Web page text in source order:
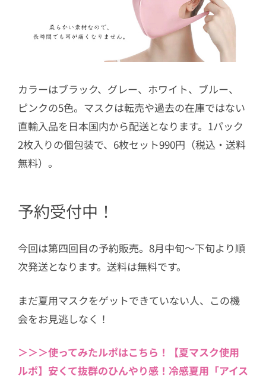
カラーはブラック、グレー、ホワイト、ブルー、
ピンクの5色。マスクは転売や過去の在庫ではない
直輸入品を日本国内から配送となります。1パック
2枚入りの個包装で、6枚セット990円（税込・送料
無料）。
予約受付中！
今回は第四回目の予約販売。8月中旬〜下旬より順
次発送となります。送料は無料です。
まだ夏用マスクをゲットできていない人、この機
会をお見逃しなく！
＞＞＞使ってみたルポはこちら！【夏マスク使用
ルポ】安くて抜群のひんやり感！冷感夏用「アイス